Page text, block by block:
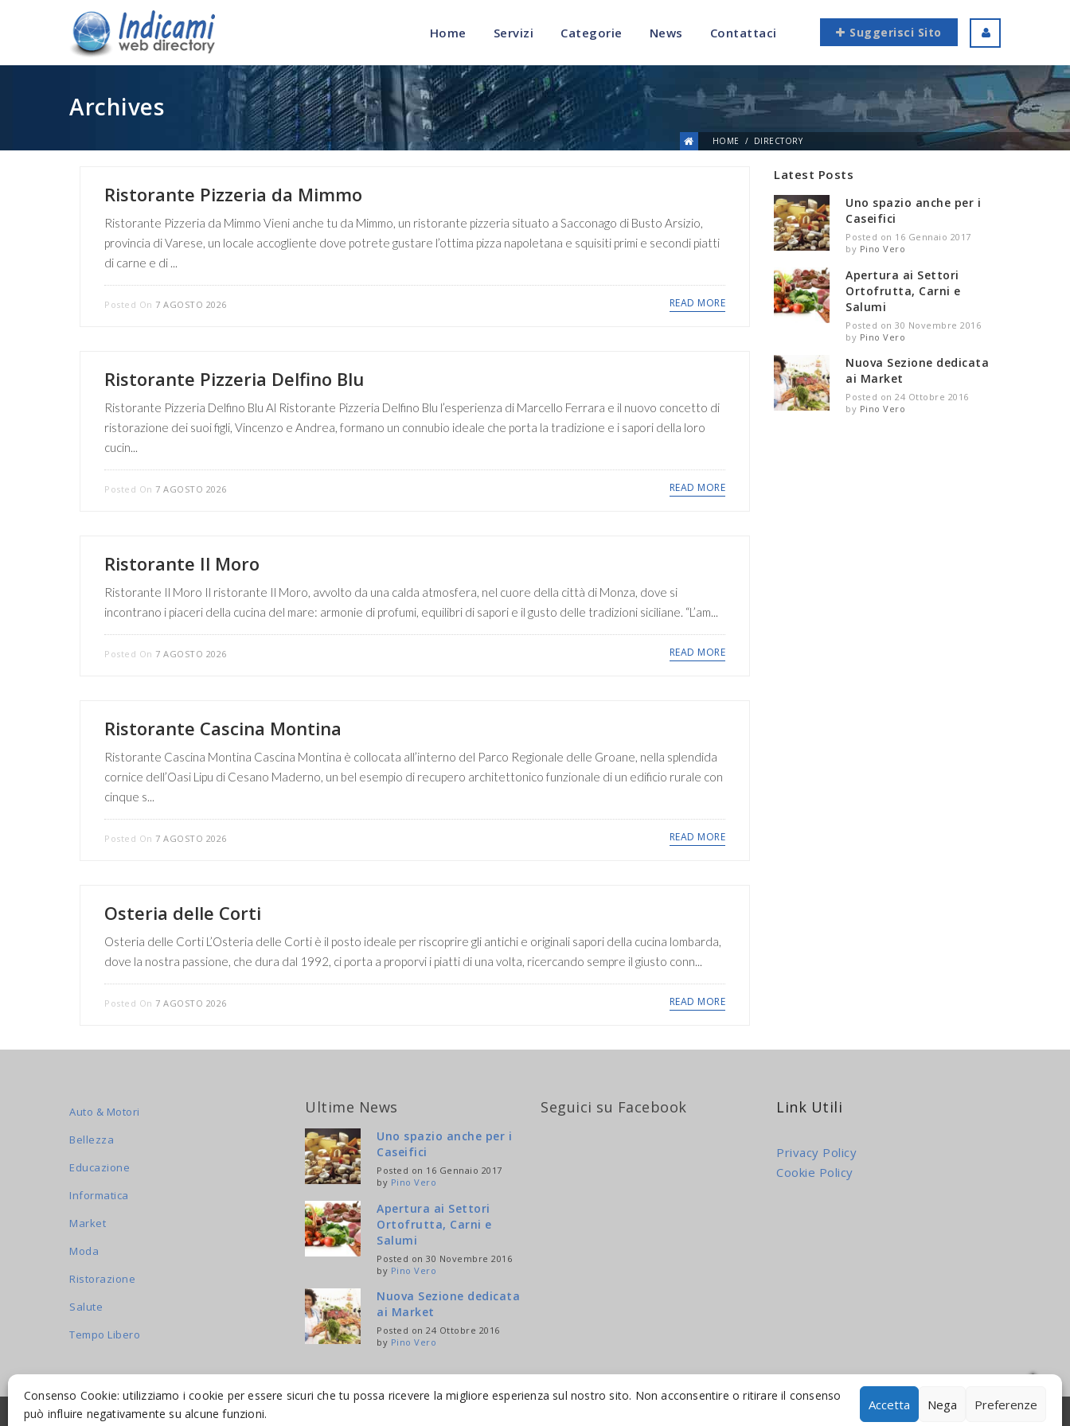
Consenso Cookie: utilizziamo i cookie per essere sicuri che tu possa ricevere la migliore esperienza sul nostro sito. Non acconsentire o ritirare il consenso
può influire negativamente su alcune funzioni.
Accetta Nega Preferenze
Home Servizi Categorie News Contattaci Suggerisci Sito
Archives
HOME DIRECTORY
Ristorante Pizzeria da Mimmo
Ristorante Pizzeria da Mimmo Vieni anche tu da Mimmo, un ristorante pizzeria situato a Sacconago di Busto Arsizio,
provincia di Varese, un locale accogliente dove potrete gustare l’ottima pizza napoletana e squisiti primi e secondi piatti
di carne e di ...
Posted On 7 AGOSTO 2026 READ MORE
Ristorante Pizzeria Delfino Blu
Ristorante Pizzeria Delfino Blu Al Ristorante Pizzeria Delfino Blu l’esperienza di Marcello Ferrara e il nuovo concetto di
ristorazione dei suoi figli, Vincenzo e Andrea, formano un connubio ideale che porta la tradizione e i sapori della loro
cucin...
Posted On 7 AGOSTO 2026 READ MORE
Ristorante Il Moro
Ristorante Il Moro Il ristorante Il Moro, avvolto da una calda atmosfera, nel cuore della città di Monza, dove si
incontrano i piaceri della cucina del mare: armonie di profumi, equilibri di sapori e il gusto delle tradizioni siciliane. “L’am...
Posted On 7 AGOSTO 2026 READ MORE
Ristorante Cascina Montina
Ristorante Cascina Montina Cascina Montina è collocata all’interno del Parco Regionale delle Groane, nella splendida
cornice dell’Oasi Lipu di Cesano Maderno, un bel esempio di recupero architettonico funzionale di un edificio rurale con
cinque s...
Posted On 7 AGOSTO 2026 READ MORE
Osteria delle Corti
Osteria delle Corti L’Osteria delle Corti è il posto ideale per riscoprire gli antichi e originali sapori della cucina lombarda,
dove la nostra passione, che dura dal 1992, ci porta a proporvi i piatti di una volta, ricercando sempre il giusto conn...
Posted On 7 AGOSTO 2026 READ MORE
Latest Posts
Uno spazio anche per i
Caseifici
Posted on 16 Gennaio 2017
by Pino Vero
Apertura ai Settori
Ortofrutta, Carni e
Salumi
Posted on 30 Novembre 2016
by Pino Vero
Nuova Sezione dedicata
ai Market
Posted on 24 Ottobre 2016
by Pino Vero
Auto & Motori
Bellezza
Educazione
Informatica
Market
Moda
Ristorazione
Salute
Tempo Libero
Ultime News
Uno spazio anche per i
Caseifici
Posted on 16 Gennaio 2017
by Pino Vero
Apertura ai Settori
Ortofrutta, Carni e
Salumi
Posted on 30 Novembre 2016
by Pino Vero
Nuova Sezione dedicata
ai Market
Posted on 24 Ottobre 2016
by Pino Vero
Seguici su Facebook Link Utili
Privacy Policy
Cookie Policy
© 2016-2026 INDICAMI BY TRUEPINE, LLC. ALL RIGHTS RESERVED.